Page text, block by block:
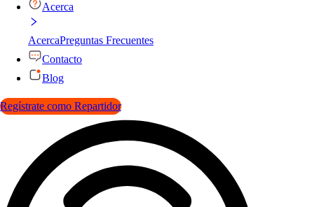
Acerca
AcercaPreguntas Frecuentes
Contacto
Blog
Regístrate como Repartidor